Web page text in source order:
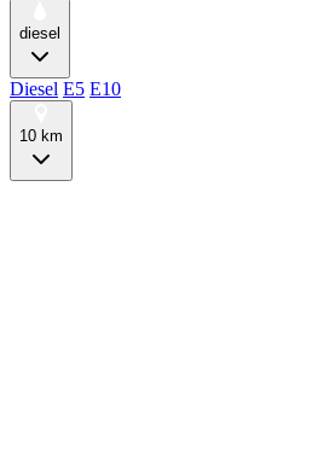
diesel
Diesel E5 E10
10 km